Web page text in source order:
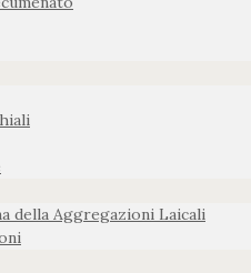
della Aggregazioni Laicali